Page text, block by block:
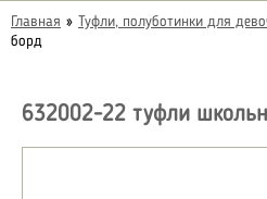
Главная » Туфли, полуботинки для
борд
632002-22 туфли